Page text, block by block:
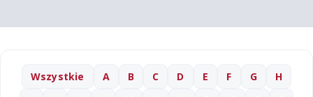
Wszystkie A B C D E F G
H